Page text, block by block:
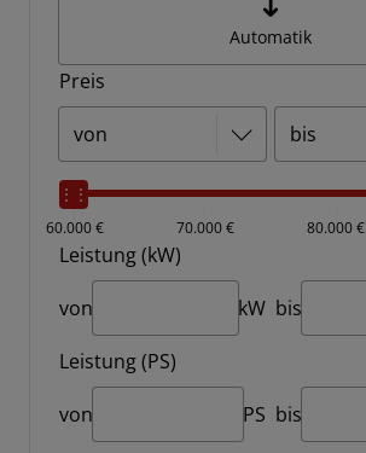
Automatik
Preis
60.000 € 70.000 € 80.000 €
Leistung (kW)
von
kW bis
Leistung (PS)
von
PS bis